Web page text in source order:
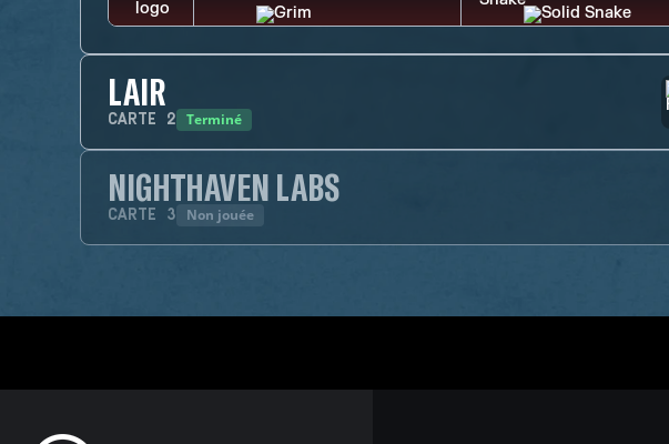
LAIR
CARTE 2 Terminé
NIGHTHAVEN LABS
CARTE 3 Non jouée